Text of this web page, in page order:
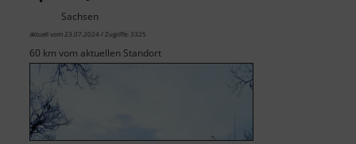
Sachsen
aktuell vom 23.07.2024 / Zugriffe: 3325
60 km vom aktuellen Standort